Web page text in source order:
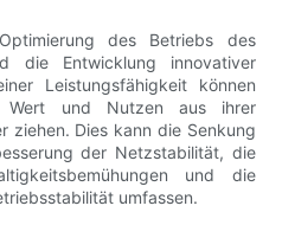
des Betriebs des
die Entwicklung innovativer
Leistungsfähigkeit können
Wert und Nutzen aus ihrer
ziehen. Dies kann die Senkung
der Netzstabilität, die
und die
umfassen.